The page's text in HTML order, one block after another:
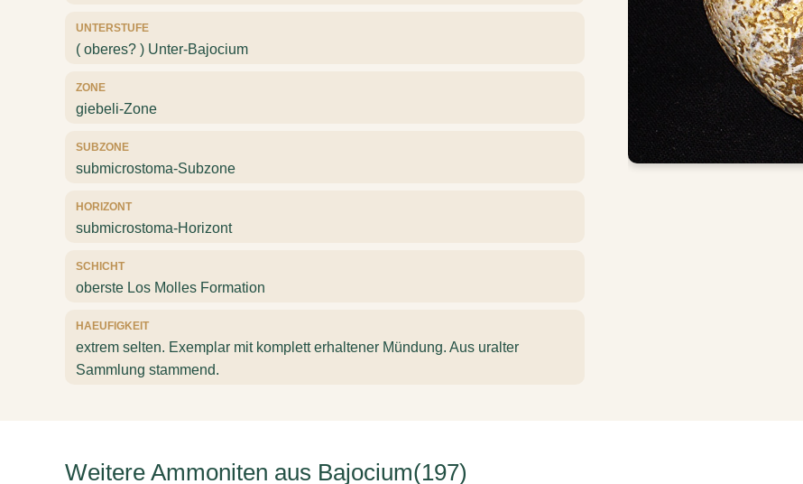
UNTERSTUFE
( oberes? ) Unter-Bajocium
ZONE
giebeli-Zone
SUBZONE
submicrostoma-Subzone
HORIZONT
submicrostoma-Horizont
SCHICHT
oberste Los Molles Formation
HAEUFIGKEIT
extrem selten. Exemplar mit komplett erhaltener Mündung. Aus uralter
Sammlung stammend.
Weitere Ammoniten aus Bajocium(197)